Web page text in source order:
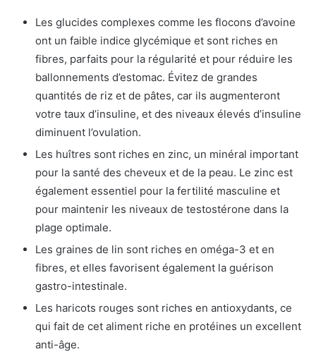
Les glucides complexes comme les flocons d’avoine
ont un faible indice glycémique et sont riches en
fibres, parfaits pour la régularité et pour réduire les
ballonnements d’estomac. Évitez de grandes
quantités de riz et de pâtes, car ils augmenteront
votre taux d’insuline, et des niveaux élevés d’insuline
diminuent l’ovulation.
Les huîtres sont riches en zinc, un minéral important
pour la santé des cheveux et de la peau. Le zinc est
également essentiel pour la fertilité masculine et
pour maintenir les niveaux de testostérone dans la
plage optimale.
Les graines de lin sont riches en oméga-3 et en
fibres, et elles favorisent également la guérison
gastro-intestinale.
Les haricots rouges sont riches en antioxydants, ce
qui fait de cet aliment riche en protéines un excellent
anti-âge.